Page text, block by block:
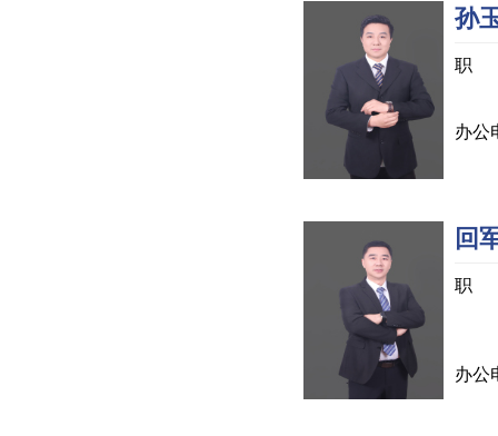
孙
职
办公
回
职
办公